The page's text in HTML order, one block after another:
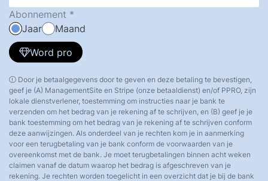
Abonnement
Jaar
Maand
Word pro
Door je betaalgegevens door te geven en deze betaling te bevestigen,
geef je (A) ManagementSite en Stripe (onze betaaldienst) en/of PPRO, zijn
lokale dienstverlener, toestemming om instructies naar je bank te
verzenden om het bedrag van je rekening af te schrijven, en (B) geef je je
bank toestemming om het bedrag van je rekening af te schrijven conform
deze aanwijzingen. Als onderdeel van je rechten kom je in aanmerking
voor een terugbetaling van je bank conform de voorwaarden van je
overeenkomst met de bank. Je moet terugbetalingen binnen acht weken
claimen vanaf de datum waarop het bedrag is afgeschreven van je
rekening. Je rechten worden toegelicht in een overzicht dat je bij de bank